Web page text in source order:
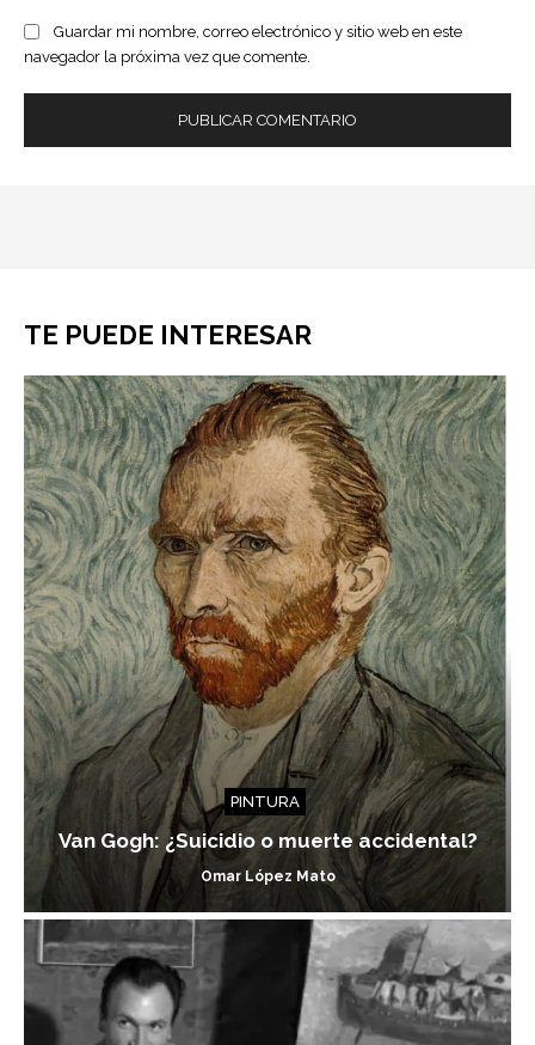
Guardar mi nombre, correo electrónico y sitio web en este
navegador la próxima vez que comente.
TE PUEDE INTERESAR
PINTURA
Van Gogh: ¿Suicidio o muerte accidental?
Omar López Mato